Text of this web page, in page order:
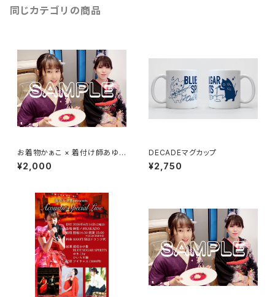
同じカテゴリの商品
お着物かぁこ × 着付け師あゆ
香先生 チェキ付きミニ色紙（第2
部）
¥2,000
DECADEマグカップ
¥2,750